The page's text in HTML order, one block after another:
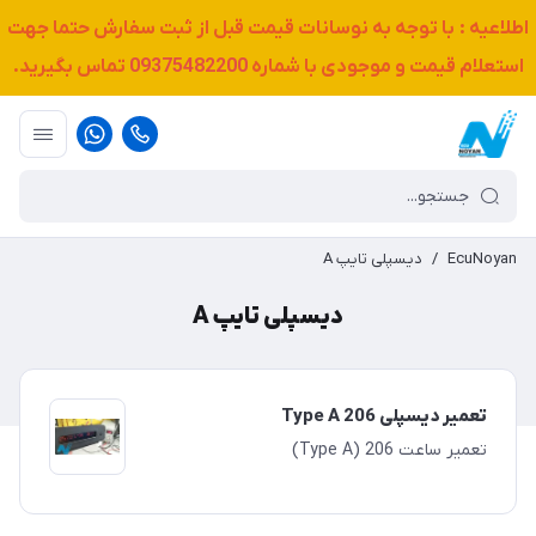
اطلاعیه : با توجه به نوسانات قیمت قبل از ثبت سفارش حتما جهت
استعلام قیمت و موجودی با شماره09375482200 تماس بگیرید.
EcuNoyan
/ دیسپلی تایپ A
دیسپلی تایپ A
تعمیر دیسپلی Type A 206
تعمیر ساعت 206 (Type A)